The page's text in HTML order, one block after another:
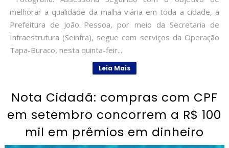
melhorar a qualidade da malha viária em toda a cidade, a
Prefeitura de João Pessoa, por meio da Secretaria de
Infraestrutura (Seinfra), segue com serviços da Operação
Tapa-Buraco, nesta quinta-feir...
Leia Mais
Nota Cidadã: compras com CPF
em setembro concorrem a R$ 100
mil em prêmios em dinheiro